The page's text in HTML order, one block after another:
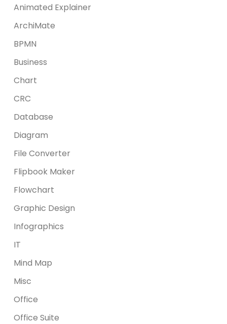
Animated Explainer
ArchiMate
BPMN
Business
Chart
CRC
Database
Diagram
File Converter
Flipbook Maker
Flowchart
Graphic Design
Infographics
IT
Mind Map
Misc
Office
Office Suite